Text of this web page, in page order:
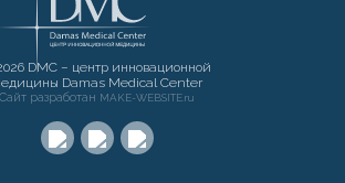
DMC – центр инновационной
Damas Medical Center
Сайт разработан MAKE-WEBSITE.ru